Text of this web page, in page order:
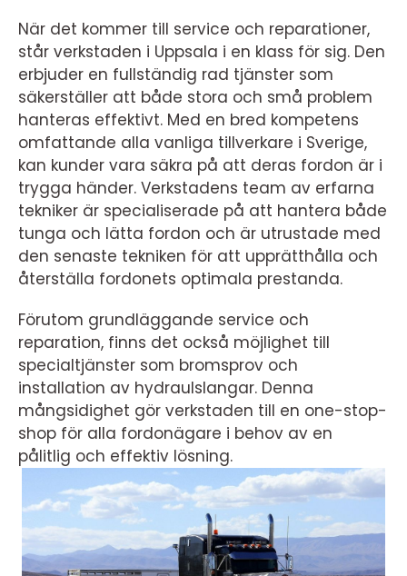
När det kommer till service och reparationer,
står verkstaden i Uppsala i en klass för sig. Den
erbjuder en fullständig rad tjänster som
säkerställer att både stora och små problem
hanteras effektivt. Med en bred kompetens
omfattande alla vanliga tillverkare i Sverige,
kan kunder vara säkra på att deras fordon är i
trygga händer. Verkstadens team av erfarna
tekniker är specialiserade på att hantera både
tunga och lätta fordon och är utrustade med
den senaste tekniken för att upprätthålla och
återställa fordonets optimala prestanda.
Förutom grundläggande service och
reparation, finns det också möjlighet till
specialtjänster som bromsprov och
installation av hydraulslangar. Denna
mångsidighet gör verkstaden till en one-stop-
shop för alla fordonägare i behov av en
pålitlig och effektiv lösning.